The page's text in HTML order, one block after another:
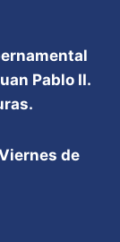
Pablo II.
de